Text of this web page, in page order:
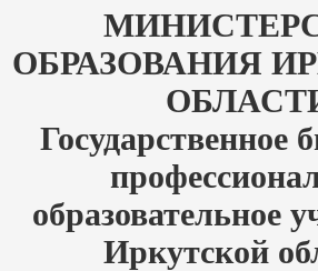
ОБРАЗОВАНИЯ
Государственное
образовательное
Иркутской